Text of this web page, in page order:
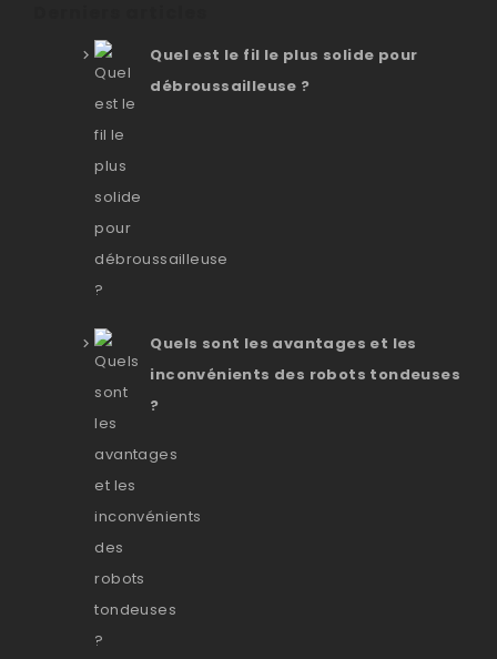
Quel est le fil le plus solide pour
débroussailleuse ?
Quels sont les avantages et les
inconvénients des robots tondeuses
?